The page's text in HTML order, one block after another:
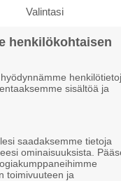
Rokki
Paluu
liittoon
Enemy
Valintasi
henkilökohtaisen
hyödynnämme
sisältöä ja
saadaksemme tietoja
ominaisuuksista.
toimivuuteen ja